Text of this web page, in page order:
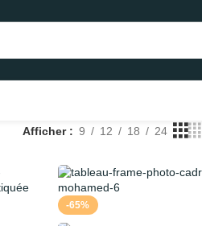
Afficher 9 12 18 24
-65%